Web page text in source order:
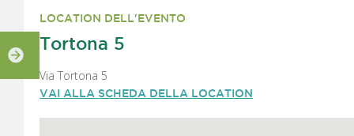
LOCATION DELL'EVENTO
Tortona 5
Via Tortona 5
VAI ALLA SCHEDA DELLA LOCATION